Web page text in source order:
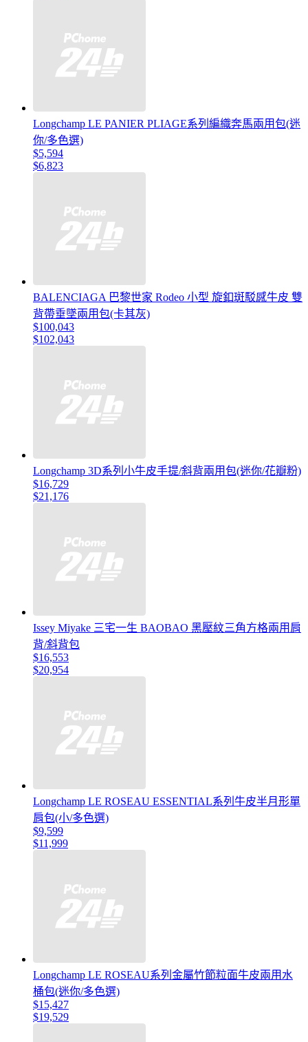
Longchamp LE PANIER PLIAGE系列編織奔馬兩用包(迷
你/多色選)
$5,594
$6,823
BALENCIAGA 巴黎世家 Rodeo 小型 旋釦斑駁感牛皮 雙
背帶垂墜兩用包(卡其灰)
$100,043
$102,043
Longchamp 3D系列小牛皮手提/斜背兩用包(迷你/花瓣粉)
$16,729
$21,176
Issey Miyake 三宅一生 BAOBAO 黑壓紋三角方格兩用肩
背/斜背包
$16,553
$20,954
Longchamp LE ROSEAU ESSENTIAL系列牛皮半月形單
肩包(小/多色選)
$9,599
$11,999
Longchamp LE ROSEAU系列金屬竹節粒面牛皮兩用水
桶包(迷你/多色選)
$15,427
$19,529